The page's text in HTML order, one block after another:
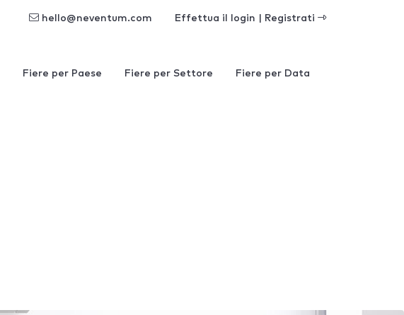
hello@neventum.com Effettua il login | Registrati
Fiere per Paese Fiere per Settore Fiere per Data